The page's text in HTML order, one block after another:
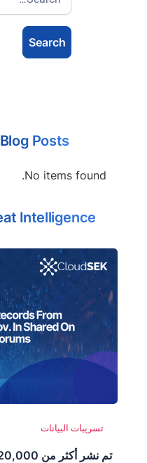
Blog Posts
No items found.
Intelligence
تسريبات البيانات